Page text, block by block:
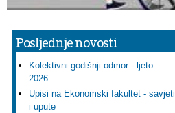
Posljednje novosti
Kolektivni godišnji odmor - ljeto
2026....
Upisi na Ekonomski fakultet - savjeti
i upute